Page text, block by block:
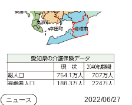
ニュース 2022/06/27